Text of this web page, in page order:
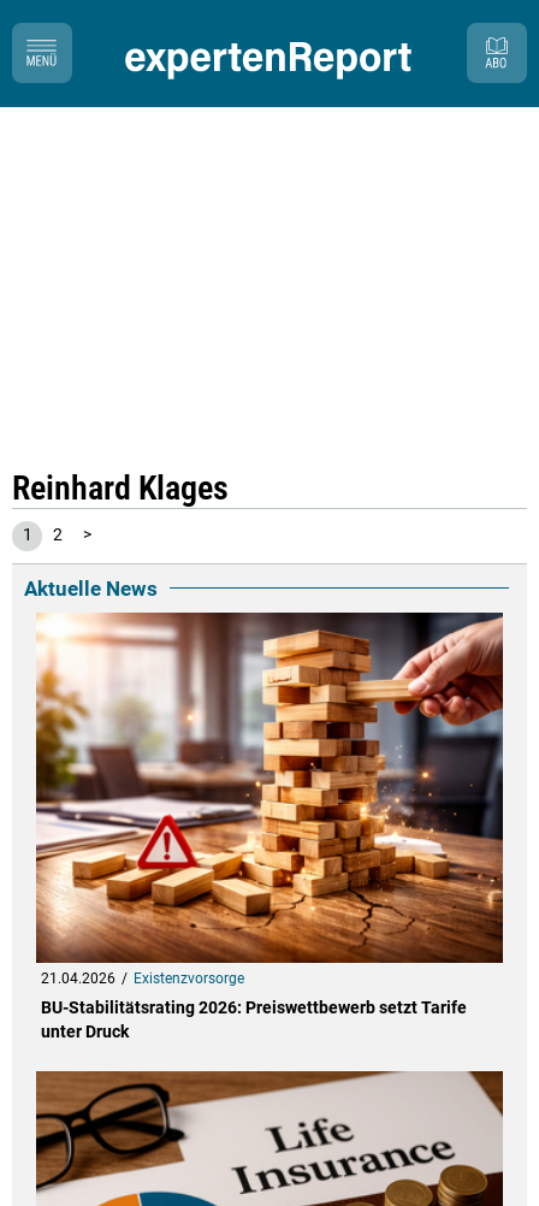
Reinhard Klages
1 2 >
Aktuelle News
21.04.2026 Existenzvorsorge
BU-Stabilitätsrating 2026: Preiswettbewerb setzt Tarife
unter Druck